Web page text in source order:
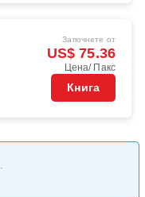
Започнете от
US$ 75.36
Цена/ Пакс
Книга